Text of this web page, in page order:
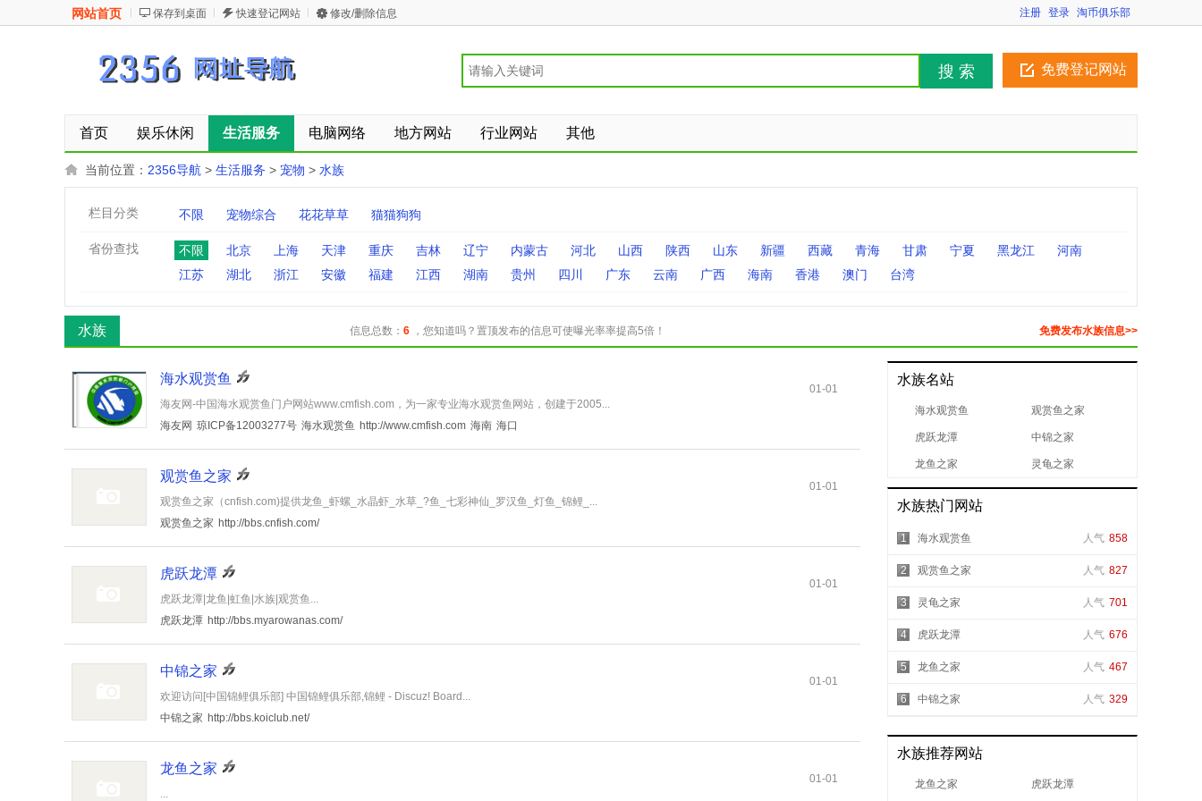
网站首页 保存到桌面 快速登记网站 修改/删除信息 注册 登录 淘币俱乐部
免费登记网站
搜 索
首页 娱乐休闲 生活服务 电脑网络 地方网站 行业网站 其他
当前位置： 2356导航 > 生活服务 > 宠物 > 水族
栏目分类 不限 宠物综合 花花草草 猫猫狗狗
省份查找 不限 北京 上海 天津 重庆 吉林 辽宁 内蒙古 河北 山西 陕西 山东 新疆 西藏 青海 甘肃 宁夏 黑龙江
河南
江苏
湖北 浙江 安徽 福建 江西 湖南 贵州 四川 广东 云南 广西 海南 香港 澳门 台湾
水族 信息总数： 6，您知道吗？置顶发布的信息可使曝光率率提高5倍！ 免费发布水族信息>>
水族名站
海水观赏鱼 观赏鱼之家
虎跃龙潭 中锦之家
龙鱼之家 灵龟之家
水族热门网站
1 海水观赏鱼 人气 858
2 观赏鱼之家 人气 827
3 灵龟之家 人气 701
4 虎跃龙潭 人气 676
5 龙鱼之家 人气 467
6 中锦之家 人气 329
水族推荐网站
龙鱼之家 虎跃龙潭
01-01
海水观赏鱼
海友网-中国海水观赏鱼门户网站www.cmfish.com，为一家专业海水观赏鱼网站，创建于2005...
海友网 琼ICP备12003277号 海水观赏鱼 http://www.cmfish.com 海南 海口
01-01
观赏鱼之家
观赏鱼之家（cnfish.com)提供龙鱼_虾螺_水晶虾_水草_?鱼_七彩神仙_罗汉鱼_灯鱼_锦鲤_...
观赏鱼之家 http://bbs.cnfish.com/
01-01
虎跃龙潭
虎跃龙潭|龙鱼|虹鱼|水族|观赏鱼...
虎跃龙潭 http://bbs.myarowanas.com/
01-01
中锦之家
欢迎访问[中国锦鲤俱乐部] 中国锦鲤俱乐部,锦鲤 - Discuz! Board...
中锦之家 http://bbs.koiclub.net/
01-01
龙鱼之家
...